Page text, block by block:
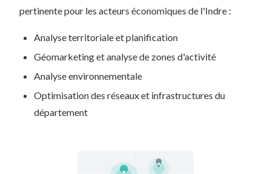
pertinente pour les acteurs économiques de l'Indre :
Analyse territoriale et planification
Géomarketing et analyse de zones d'activité
Analyse environnementale
Optimisation des réseaux et infrastructures du
département